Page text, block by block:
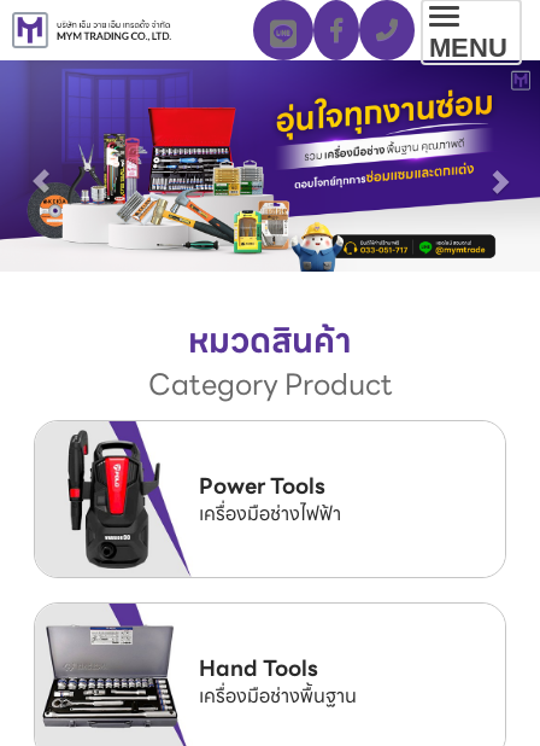
MENU
หมวดสินค้า
Category Product
Power Tools
เครื่องมือช่างไฟฟ้า
Hand Tools
เครื่องมือช่างพื้นฐาน